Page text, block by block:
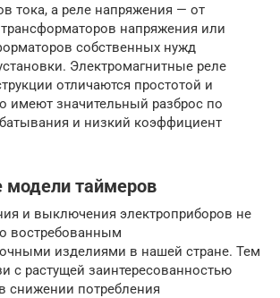
тока, а реле напряжения — от
напряжения или
собственных нужд
Электромагнитные реле
отличаются простотой и
имеют значительный разброс по
и низкий коэффициент
модели таймеров
и выключения электроприборов не
востребованным
изделиями в нашей стране. Тем
с растущей заинтересованностью
снижении потребления